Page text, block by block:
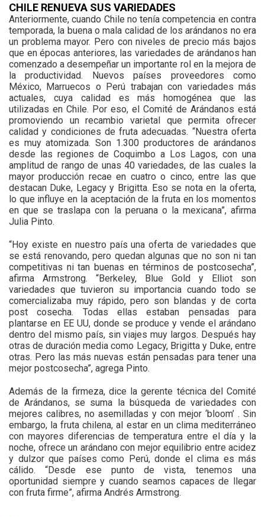
CHILE RENUEVA SUS VARIEDADES
Anteriormente, cuando Chile no tenía competencia en contra
temporada, la buena o mala calidad de los arándanos no era
un problema mayor. Pero con niveles de precio más bajos
que en épocas anteriores, las variedades de arándanos han
comenzado a desempeñar un importante rol en la mejora de
la productividad. Nuevos países proveedores como
México, Marruecos o Perú trabajan con variedades más
actuales, cuya calidad es más homogénea que las
utilizadas en Chile. Por eso, el Comité de Arándanos está
promoviendo un recambio varietal que permita ofrecer
calidad y condiciones de fruta adecuadas. “Nuestra oferta
es muy atomizada. Son 1.300 productores de arándanos
desde las regiones de Coquimbo a Los Lagos, con una
amplitud de rango de unas 40 variedades, de las cuales la
mayor producción recae en cuatro o cinco, entre las que
destacan Duke, Legacy y Brigitta. Eso se nota en la oferta,
lo que influye en la aceptación de la fruta en los momentos
en que se traslapa con la peruana o la mexicana”, afirma
Julia Pinto.
“Hoy existe en nuestro país una oferta de variedades que
se está renovando, pero quedan algunas que no son ni tan
competitivas ni tan buenas en términos de postcosecha”,
afirma Armstrong. “Berkeley, Blue Gold y Elliot son
variedades que tuvieron su importancia cuando todo se
comercializaba muy rápido, pero son blandas y de corta
post cosecha. Todas ellas estaban pensadas para
plantarse en EE UU, donde se produce y vende el arándano
dentro del mismo país, sin viajes muy largos. Después hay
otras de duración media como Legacy, Brigitta y Duke, entre
otras. Pero las más nuevas están pensadas para tener una
mejor postcosecha”, agrega Pinto.
Además de la firmeza, dice la gerente técnica del Comité
de Arándanos, se suma la búsqueda de variedades con
mejores calibres, no asemilladas y con mejor ‘bloom’ . Sin
embargo, la fruta chilena, al estar en un clima mediterráneo
con mayores diferencias de temperatura entre el día y la
noche, ofrece un arándano con mejor equilibrio entre acidez
y dulzor que países como Perú, donde el clima es más
cálido. “Desde ese punto de vista, tenemos una
oportunidad siempre y cuando seamos capaces de llegar
con fruta firme”, afirma Andrés Armstrong.